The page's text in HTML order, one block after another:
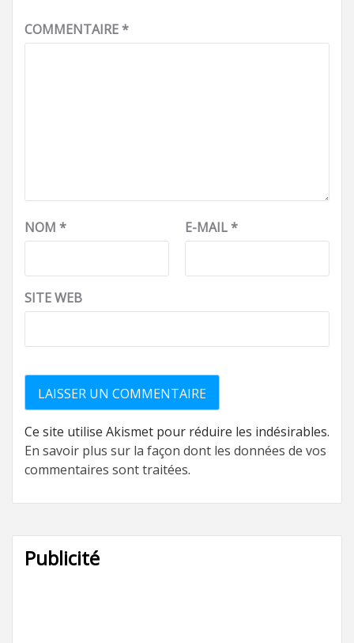
COMMENTAIRE*
NOM * E-MAIL*
SITE WEB
Ce site utilise Akismet pour réduire les indésirables.
En savoir plus sur la façon dont les données de vos
commentaires sont traitées.
Publicité